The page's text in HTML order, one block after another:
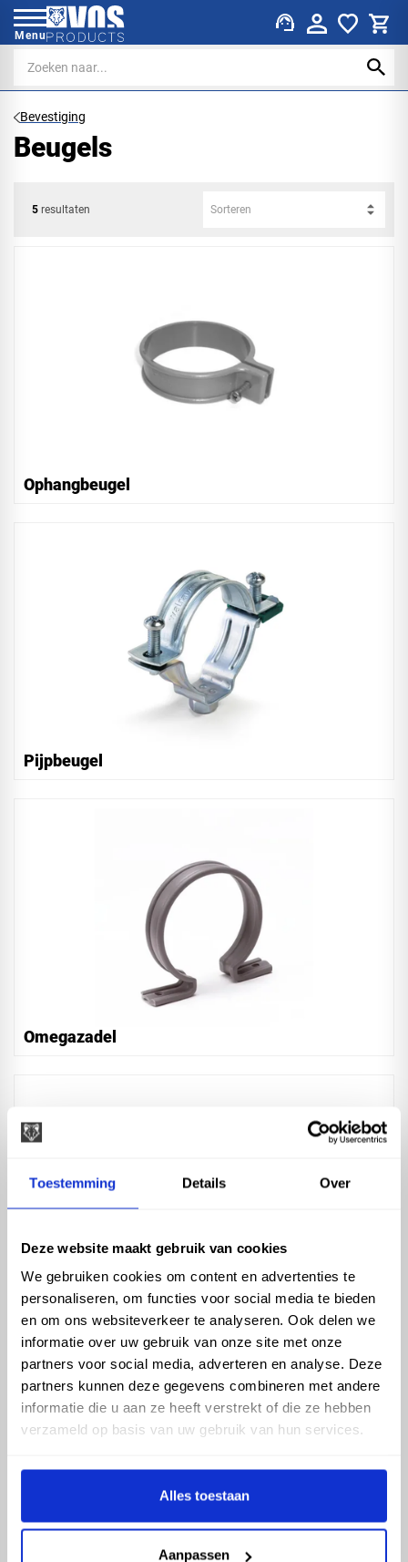
Toestemming Details Over
Deze website maakt gebruik van cookies
We gebruiken cookies om content en advertenties te
personaliseren, om functies voor social media te bieden
en om ons websiteverkeer te analyseren. Ook delen we
informatie over uw gebruik van onze site met onze
partners voor social media, adverteren en analyse. Deze
partners kunnen deze gegevens combineren met andere
informatie die u aan ze heeft verstrekt of die ze hebben
verzameld op basis van uw gebruik van hun services.
Alles toestaan
Aanpassen
Menu support_agent
Bevestiging
Beugels
5 resultaten Sorteren
Ophangbeugel
Pijpbeugel
Omegazadel